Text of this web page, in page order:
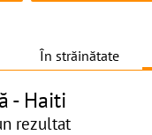
În străinătate
- Haiti
rezultat